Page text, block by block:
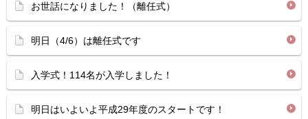
お世話になりました！（離任式）
明日（4/6）は離任式です
入学式！114名が入学しました！
明日はいよいよ平成29年度のスタートです！